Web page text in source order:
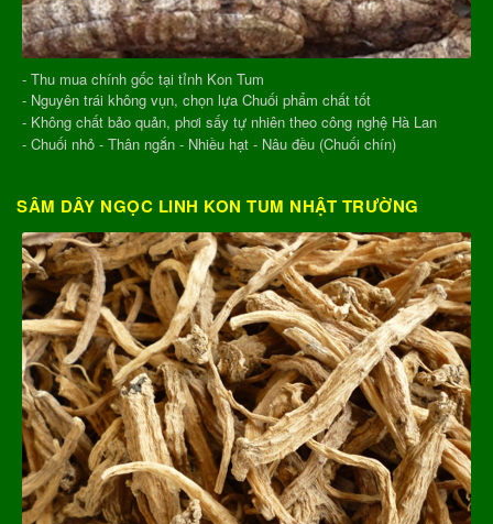
- Thu mua chính gốc tại tỉnh Kon Tum
- Nguyên trái không vụn, chọn lựa Chuối phẩm chất tốt
- Không chất bảo quản, phơi sấy tự nhiên theo công nghệ Hà Lan
- Chuối nhỏ - Thân ngắn - Nhiều hạt - Nâu đều (Chuối chín)
SÂM DÂY NGỌC LINH KON TUM NHẬT TRƯỜNG